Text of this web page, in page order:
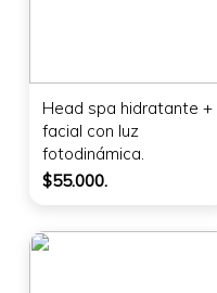
Head spa hidratante +
facial con luz
fotodinámica.
$55.000.